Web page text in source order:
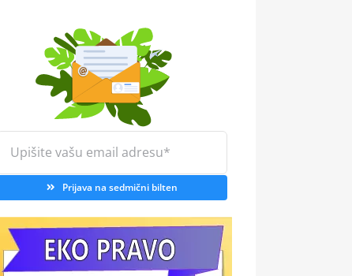
Prijava na sedmični bilten